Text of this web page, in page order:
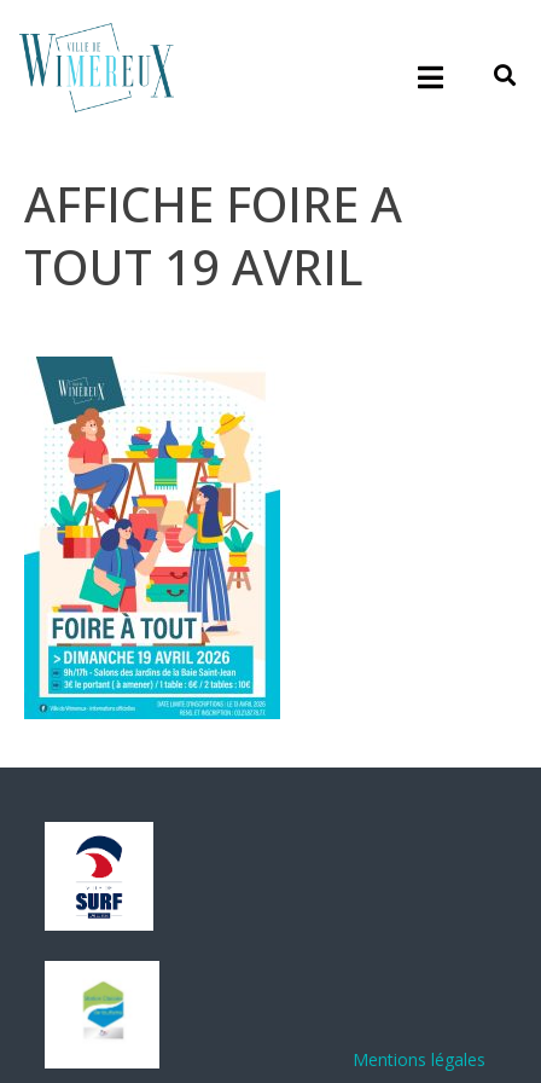
AFFICHE FOIRE A
TOUT 19 AVRIL
Mentions légales